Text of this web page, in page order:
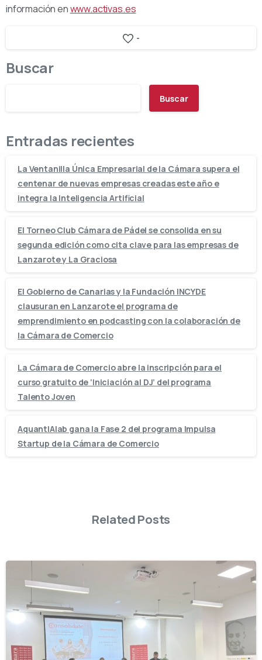
información enwww.activas.es
-
Buscar
Buscar
Entradas recientes
La Ventanilla Única Empresarial de la Cámara supera el
centenar de nuevas empresas creadas este año e
integra la Inteligencia Artificial
El Torneo Club Cámara de Pádel se consolida en su
segunda edición como cita clave para las empresas de
Lanzarote y La Graciosa
El Gobierno de Canarias y la Fundación INCYDE
clausuran en Lanzarote el programa de
emprendimiento en podcasting con la colaboración de
la Cámara de Comercio
La Cámara de Comercio abre la inscripción para el
curso gratuito de ‘Iniciación al DJ’ del programa
Talento Joven
AquantIAlab gana la Fase 2 del programa Impulsa
Startup de la Cámara de Comercio
Related Posts